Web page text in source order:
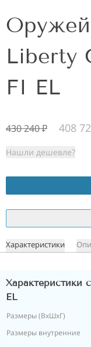
Liberty
FI EL
430 240₽ 408
Нашли дешевле?
Характеристики
Характеристики
EL
Размеры (ВxШxГ)
Размеры внутренние